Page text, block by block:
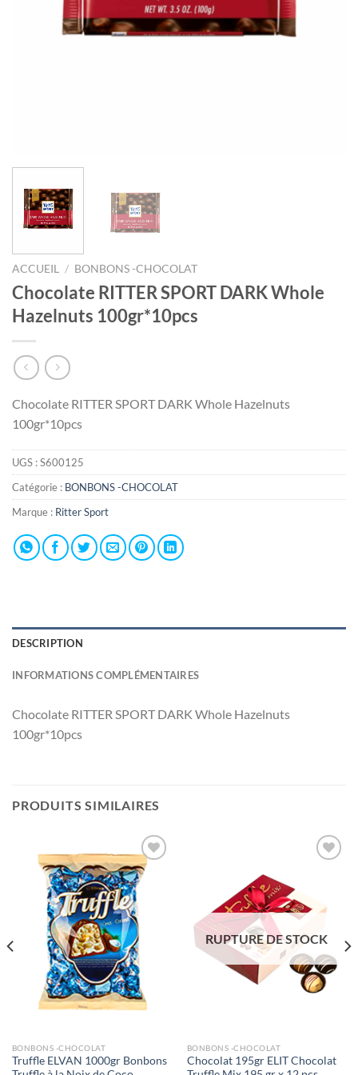
ACCUEIL / BONBONS -CHOCOLAT
Chocolate RITTER SPORT DARK Whole
Hazelnuts 100gr*10pcs
Chocolate RITTER SPORT DARK Whole Hazelnuts
100gr*10pcs
UGS :S600125
Catégorie : BONBONS -CHOCOLAT
Marque : Ritter Sport
DESCRIPTION
INFORMATIONS COMPLÉMENTAIRES
Chocolate RITTER SPORT DARK Whole Hazelnuts
100gr*10pcs
PRODUITS SIMILAIRES
Ajouter
à la liste
souhaits
BONBONS -CHOCOLAT
Truffle ELVAN 1000gr Bonbons
souhaits
RUPTURE DE STOCK
BONBONS -CHOCOLAT
Chocolat 195gr ELIT Chocolat